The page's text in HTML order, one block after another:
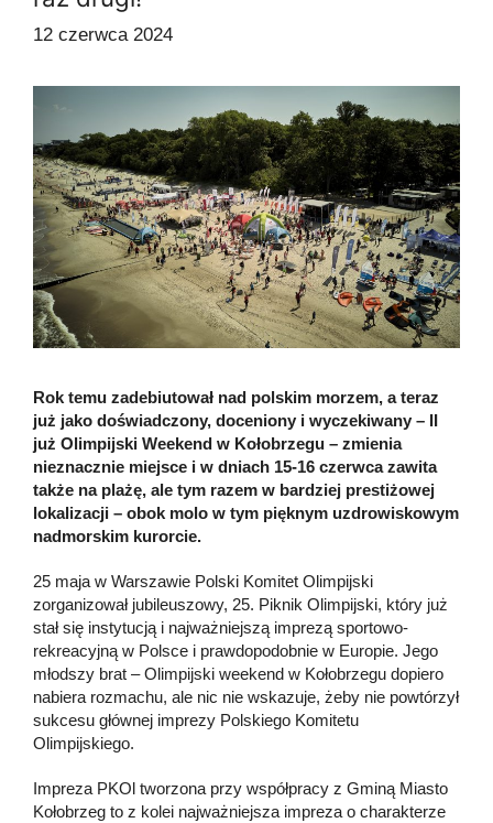
12 czerwca 2024
Rok temu zadebiutował nad polskim morzem, a teraz
już jako doświadczony, doceniony i wyczekiwany – II
już Olimpijski Weekend w Kołobrzegu – zmienia
nieznacznie miejsce i w dniach 15-16 czerwca zawita
także na plażę, ale tym razem w bardziej prestiżowej
lokalizacji – obok molo w tym pięknym uzdrowiskowym
nadmorskim kurorcie.
25 maja w Warszawie Polski Komitet Olimpijski
zorganizował jubileuszowy, 25. Piknik Olimpijski, który już
stał się instytucją i najważniejszą imprezą sportowo-
rekreacyjną w Polsce i prawdopodobnie w Europie. Jego
młodszy brat – Olimpijski weekend w Kołobrzegu dopiero
nabiera rozmachu, ale nic nie wskazuje, żeby nie powtórzył
sukcesu głównej imprezy Polskiego Komitetu
Olimpijskiego.
Impreza PKOl tworzona przy współpracy z Gminą Miasto
Kołobrzeg to z kolei najważniejsza impreza o charakterze